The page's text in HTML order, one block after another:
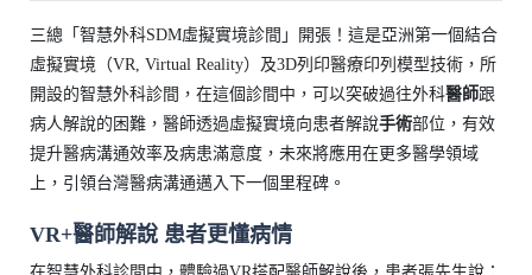
三總「智慧外科SDM虛擬實境診間」開張！這是亞洲第一個結合
虛擬實境（VR, Virtual Reality）及3D列印醫療印列模型技術，所
開設的智慧外科診間，在這個診間中，可以突破過往外科醫師跟
病人解說的困難，醫師透過虛擬實境向患者解說手術部位，有效
提升醫病溝通效率及病患滿意度，未來將應用在更多醫學領域
上，引領台灣醫病溝通邁入下一個里程碑。
VR+醫師解說 患者更懂病情